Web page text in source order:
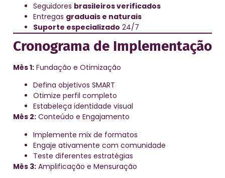
Seguidores brasileiros verificados
Entregas graduais e naturais
Suporte especializado 24/7
Cronograma de Implementação
Mês 1: Fundação e Otimização
Defina objetivos SMART
Otimize perfil completo
Estabeleça identidade visual
Mês 2: Conteúdo e Engajamento
Implemente mix de formatos
Engaje ativamente com comunidade
Teste diferentes estratégias
Mês 3: Amplificação e Mensuração